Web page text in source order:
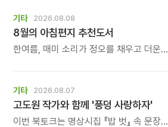
기타 2026.08.08
8월의 아침편지 추천도서
한여름, 매미 소리가 정오를 채우고 더운
기타 2026.08.07
고도원 작가와 함께 '풍덩 사랑하자'
이번 북토크는 명상시집 『밥 벗』 속 문장을